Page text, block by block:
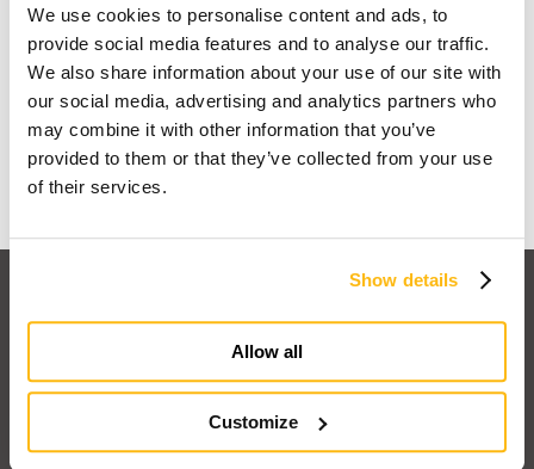
We use cookies to personalise content and ads, to
provide social media features and to analyse our traffic.
We also share information about your use of our site with
our social media, advertising and analytics partners who
may combine it with other information that you’ve
provided to them or that they’ve collected from your use
of their services.
Show details
Allow all
Customize
Io sogno una casa in legno
Scopri perchè
realtà industriale leader in Europa nella costruzione di edifici e
strutture in legno. Qui da noi, Wolf Haus ha scelto di risiedere nella